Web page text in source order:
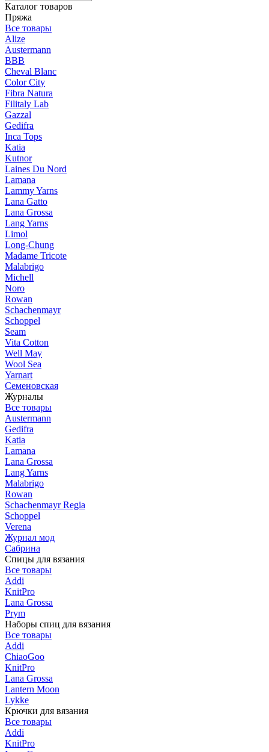
Каталог товаров
Пряжа
Все товары
Alize
Austermann
BBB
Cheval Blanc
Color City
Fibra Natura
Filitaly Lab
Gazzal
Gedifra
Inca Tops
Katia
Kutnor
Laines Du Nord
Lamana
Lammy Yarns
Lana Gatto
Lana Grossa
Lang Yarns
Limol
Long-Chung
Madame Tricote
Malabrigo
Michell
Noro
Rowan
Schachenmayr
Schoppel
Seam
Vita Cotton
Well May
Wool Sea
Yarnart
Семеновская
Журналы
Все товары
Austermann
Gedifra
Katia
Lamana
Lana Grossa
Lang Yarns
Malabrigo
Rowan
Schachenmayr Regia
Schoppel
Verena
Журнал мод
Сабрина
Спицы для вязания
Все товары
Addi
KnitPro
Lana Grossa
Prym
Наборы спиц для вязания
Все товары
Addi
ChiaoGoo
KnitPro
Lana Grossa
Lantern Moon
Lykke
Крючки для вязания
Все товары
Addi
KnitPro